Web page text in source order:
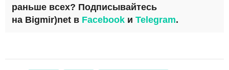
раньше всех? Подписывайтесь
на Bigmir)net в Facebook и Telegram.